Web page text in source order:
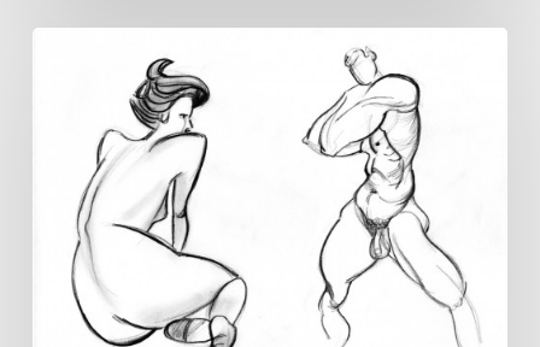
Michael
D.Mattesi